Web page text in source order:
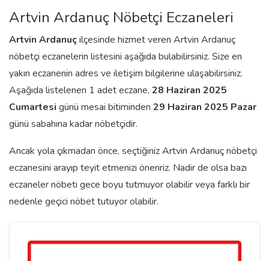
Artvin Ardanuç Nöbetçi Eczaneleri
Artvin Ardanuçilçesinde hizmet veren Artvin Ardanuç
nöbetçi eczanelerin listesini aşağıda bulabilirsiniz. Size en
yakın eczanenin adres ve iletişim bilgilerine ulaşabilirsiniz.
Aşağıda listelenen 1 adet eczane, 28 Haziran 2025
Cumartesi günü mesai bitiminden 29 Haziran 2025 Pazar
günü sabahına kadar nöbetçidir.
Ancak yola çıkmadan önce, seçtiğiniz Artvin Ardanuç nöbetçi
eczanesini arayıp teyit etmenizi öneririz. Nadir de olsa bazı
eczaneler nöbeti gece boyu tutmuyor olabilir veya farklı bir
nedenle geçici nöbet tutuyor olabilir.